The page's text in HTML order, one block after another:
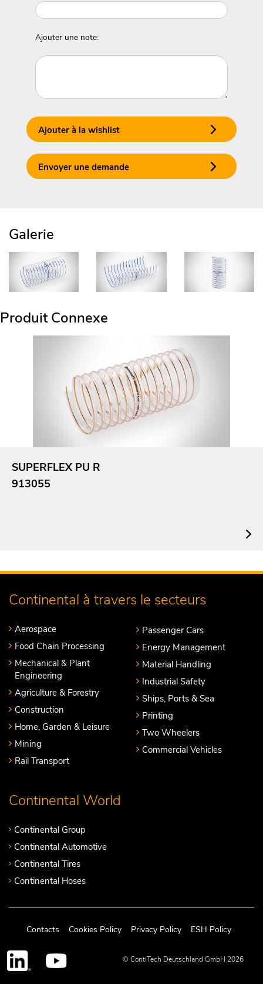
Ajouter une note:
Ajouter à la wishlist
Envoyer une demande
Galerie
Produit Connexe
SUPERFLEX PU R
913055
Continental à travers le secteurs
Aerospace
Food Chain Processing
Mechanical & Plant
Engineering
Agriculture & Forestry
Construction
Home, Garden & Leisure
Mining
Rail Transport
Passenger Cars
Energy Management
Material Handling
Industrial Safety
Ships, Ports & Sea
Printing
Two Wheelers
Commercial Vehicles
Continental World
Continental Group
Continental Automotive
Continental Tires
Continental Hoses
Contacts Cookies Policy Privacy Policy ESH Policy
© ContiTech Deutschland GmbH 2026